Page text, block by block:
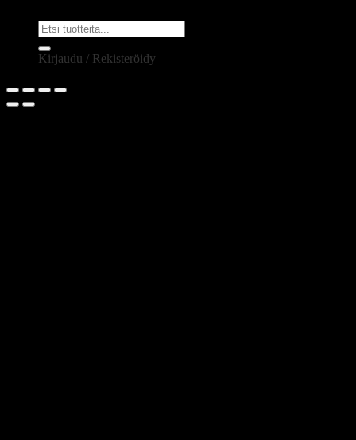
Etsi:
Kirjaudu / Rekisteröidy